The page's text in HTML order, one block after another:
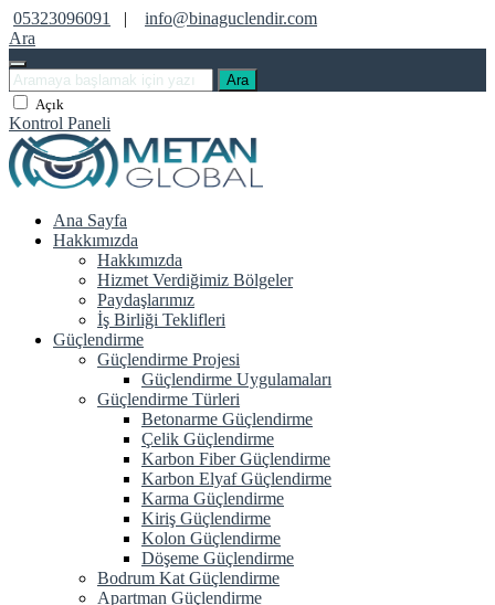
05323096091 |
info@binaguclendir.com
Ara
Ara
Açık
Kontrol Paneli
Ana Sayfa
Hakkımızda
Hakkımızda
Hizmet Verdiğimiz Bölgeler
Paydaşlarımız
İş Birliği Teklifleri
Güçlendirme
Güçlendirme Projesi
Güçlendirme Uygulamaları
Güçlendirme Türleri
Betonarme Güçlendirme
Çelik Güçlendirme
Karbon Fiber Güçlendirme
Karbon Elyaf Güçlendirme
Karma Güçlendirme
Kiriş Güçlendirme
Kolon Güçlendirme
Döşeme Güçlendirme
Bodrum Kat Güçlendirme
Apartman Güçlendirme